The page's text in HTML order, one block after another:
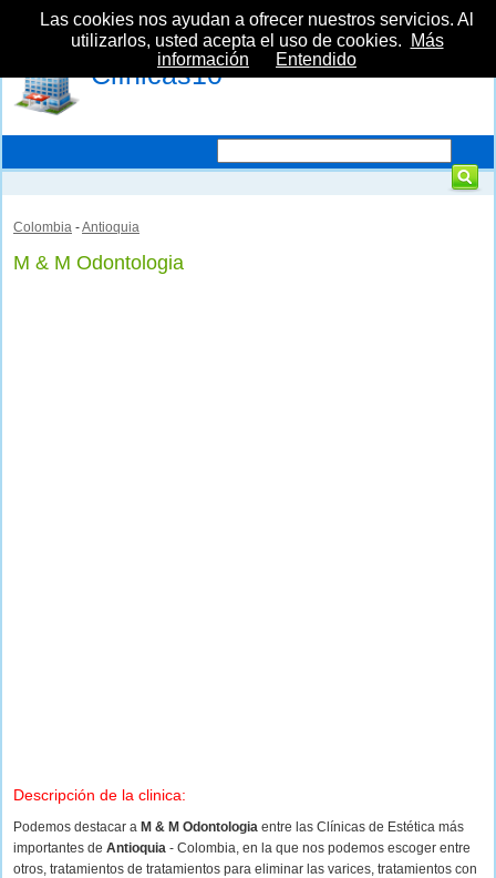
Clínicas10
Colombia -Antioquia
M & M Odontologia
Descripción de la clinica:
Podemos destacar a M & M Odontologia entre las Clínicas de Estética más
importantes de Antioquia - Colombia, en la que nos podemos escoger entre
otros, tratamientos de tratamientos para eliminar las varices, tratamientos con
Las cookies nos ayudan a ofrecer nuestros servicios. Al
utilizarlos, usted acepta el uso de cookies.
Más
información
Entendido